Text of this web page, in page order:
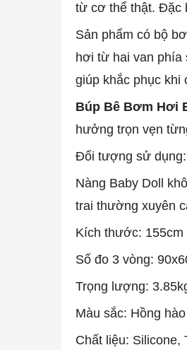
từ cơ thể thật. Đặc
Sản phẩm có bộ
hơi từ hai van phía
giúp khắc phục khi
Búp Bê Bơm Hơi
hưởng trọn vẹn
Đối tượng sử dụng:
Nàng Baby Doll
trai thường xuyên
Kích thước: 155cm
Số đo 3 vòng:
Trọng lượng:
Màu sắc: Hồng
Chất liệu: Silicone,